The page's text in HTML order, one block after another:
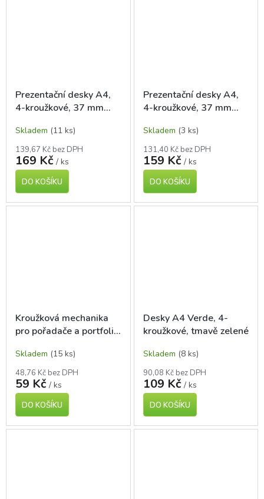
Prezentační desky A4,
4-kroužkové, 37 mm
Skladem (11 ks)
139,67 Kč bez DPH
169 Kč / ks
DO KOŠÍKU
Prezentační desky A4,
4-kroužkové, 37 mm
Skladem (3 ks)
131,40 Kč bez DPH
159 Kč / ks
DO KOŠÍKU
Kroužková mechanika
pro pořadače a portfolia
Skladem (15 ks)
48,76 Kč bez DPH
59 Kč / ks
DO KOŠÍKU
Desky A4 Verde, 4-
kroužkové, tmavě zelené
Skladem (8 ks)
90,08 Kč bez DPH
109 Kč / ks
DO KOŠÍKU